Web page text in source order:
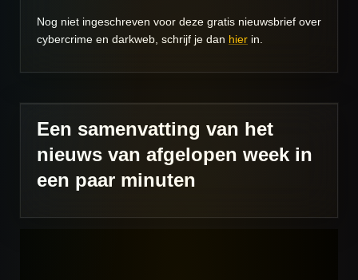
Nog niet ingeschreven voor deze gratis nieuwsbrief over
cybercrime en darkweb, schrijf je dan hier in.
Een samenvatting van het
nieuws van afgelopen week in
een paar minuten